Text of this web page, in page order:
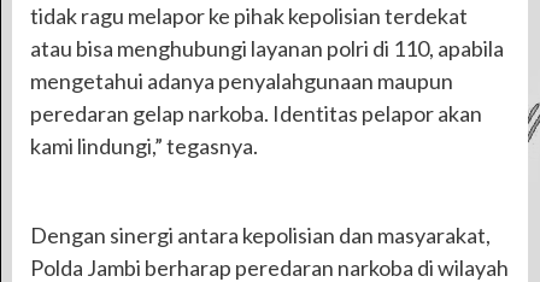
tidak ragu melapor ke pihak kepolisian terdekat
atau bisa menghubungi layanan polri di 110, apabila
mengetahui adanya penyalahgunaan maupun
peredaran gelap narkoba. Identitas pelapor akan
kami lindungi,” tegasnya.
Dengan sinergi antara kepolisian dan masyarakat,
Polda Jambi berharap peredaran narkoba di wilayah